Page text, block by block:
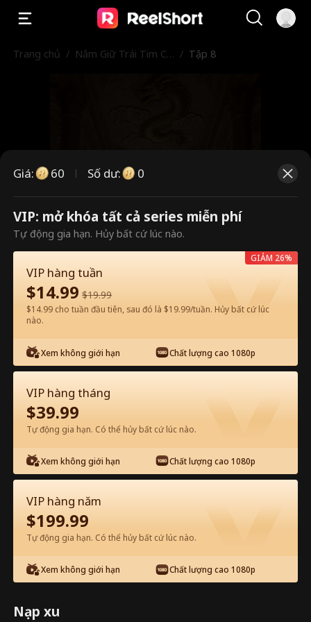
Trang chủ / Nắm Giữ Trái Tim Ch
/ Tập 8
Đây là các tập trả phí. Vui lòng
mở khóa để xem.
60 Mở khóa ngay
Xem miễn phí trên App
Tập 8 - Nắm Giữ Trái Tim Chàng Toàn
bộ phim
1-30
8 9 10 11 12
Giá: 60 Số dư: 0
VIP: mở khóa tất cả series miễn phí
Tự động gia hạn. Hủy bất cứ lúc nào.
VIP hàng tuần
$14.99 $19.99
$14.99 cho tuần đầu tiên, sau đó là $19.99/tuần. Hủy bất cứ lúc
nào.
Xem không giới hạn Chất lượng cao 1080p
GIẢM 26%
VIP hàng tháng
$39.99
Tự động gia hạn. Có thể hủy bất cứ lúc nào.
Xem không giới hạn Chất lượng cao 1080p
VIP hàng năm
$199.99
Tự động gia hạn. Có thể hủy bất cứ lúc nào.
Xem không giới hạn Chất lượng cao 1080p
Nạp xu